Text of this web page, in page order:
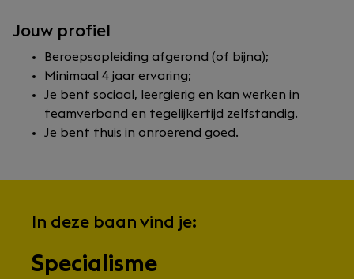
Jouw profiel
Beroepsopleiding afgerond (of bijna);
Minimaal 4 jaar ervaring;
Je bent sociaal, leergierig en kan werken in
teamverband en tegelijkertijd zelfstandig.
Je bent thuis in onroerend goed.
In deze baan vind je:
Specialisme